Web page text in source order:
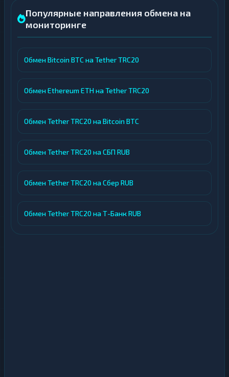
Популярные направления обмена на
мониторинге
Обмен Bitcoin BTC на Tether TRC20
Обмен Ethereum ETH на Tether TRC20
Обмен Tether TRC20 на Bitcoin BTC
Обмен Tether TRC20 на СБП RUB
Обмен Tether TRC20 на Сбер RUB
Обмен Tether TRC20 на Т-Банк RUB